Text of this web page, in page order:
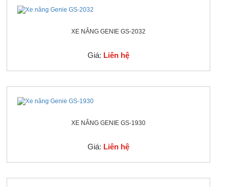
XE NÂNG GENIE GS-2032
Giá: Liên hệ
XE NÂNG GENIE GS-1930
Giá: Liên hệ